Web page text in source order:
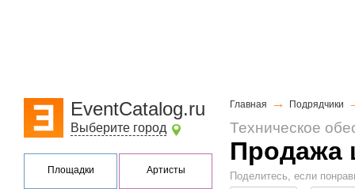
EventCatalog.ru
Выберите город
Площадки Артисты
Главная → Подрядчики
Техническое
Продажа
Поделитесь, если